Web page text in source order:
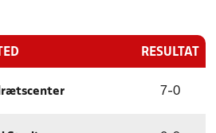
RESULTAT
7 -0